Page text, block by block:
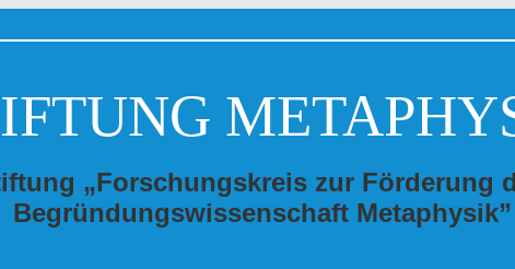
„Forschungskreis zur Förderung
Begründungswissenschaft Metaphysik”